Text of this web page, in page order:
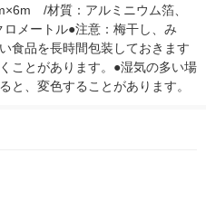
　/材質：アルミニウム箔、
メートル●注意：梅干し、み
食品を長時間包装しておきます
ことがあります。●湿気の多い場
と、変色することがあります。